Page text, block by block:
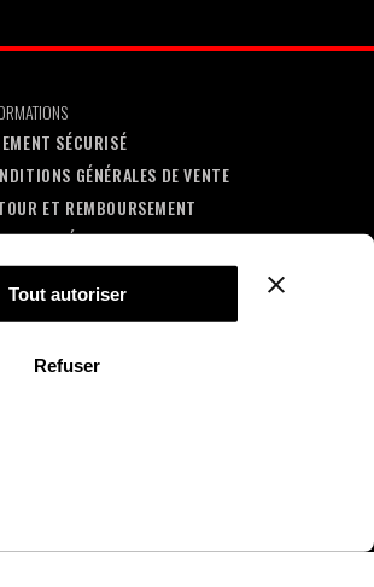
Tout autoriser
Refuser
SÉCURISÉ
GÉNÉRALES DE VENTE
ET REMBOURSEMENT
LÉGALES